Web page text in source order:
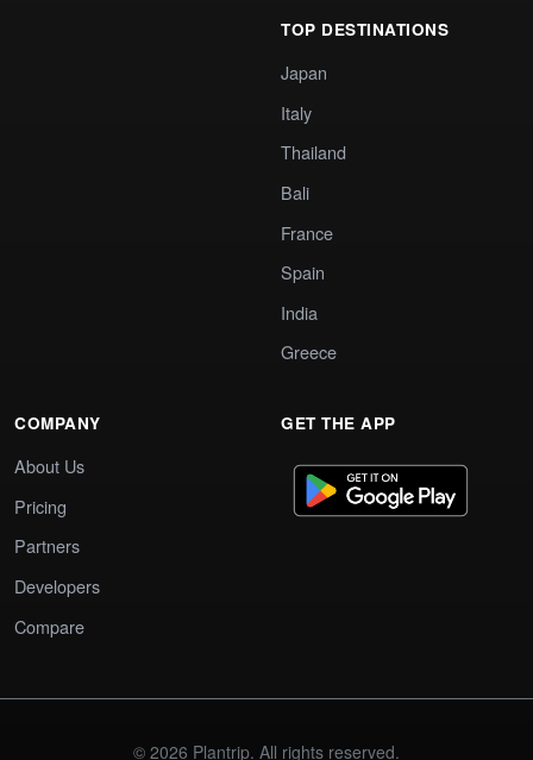
TOP DESTINATIONS
Japan
Italy
Thailand
Bali
France
Spain
India
Greece
COMPANY
About Us
Pricing
Partners
Developers
Compare
GET THE APP
© 2026 Plantrip. All rights reserved.